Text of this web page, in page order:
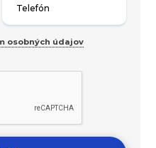
osobných údajov